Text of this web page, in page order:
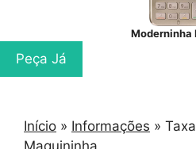
Moderninha
Peça Já
Início » Informações »
Maquininha